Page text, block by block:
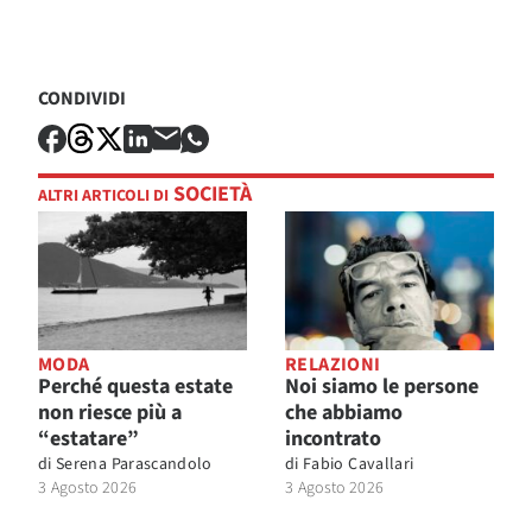
CONDIVIDI
ALTRI ARTICOLI DI SOCIETÀ
MODA
Perché questa estate
non riesce più a
“estatare”
di Serena Parascandolo
3 Agosto 2026
RELAZIONI
Noi siamo le persone
che abbiamo
incontrato
di Fabio Cavallari
3 Agosto 2026